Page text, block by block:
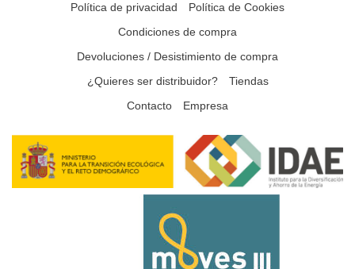
Política de privacidad
Política de Cookies
Condiciones de compra
Devoluciones / Desistimiento de compra
¿Quieres ser distribuidor?
Tiendas
Contacto
Empresa